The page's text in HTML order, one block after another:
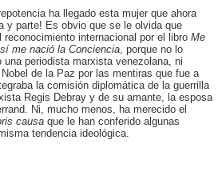
ha llegado esta mujer que ahora
y parte! Es obvio que se le olvida que
internacional por el libro Me
me nació la Conciencia, porque no lo
periodista marxista venezolana, ni
de la Paz por las mentiras que fue a
la comisión diplomática de la guerrilla
Regis Debray y de su amante, la esposa
Ni, mucho menos, ha merecido el
causa que le han conferido algunas
tendencia ideológica.